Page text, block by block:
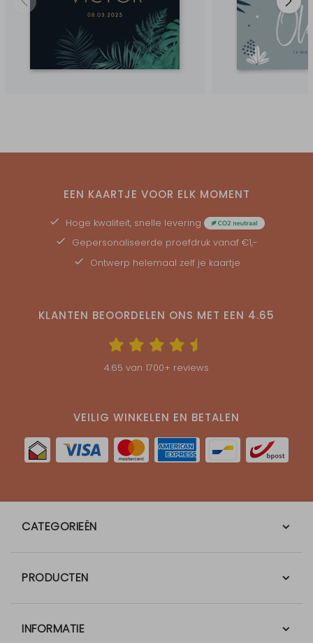
EEN KAARTJE VOOR ELK MOMENT
Hoge kwaliteit, snelle levering
Gepersonaliseerde proefdruk vanaf €1,-
Ontwerp helemaal zelf je kaartje
KLANTEN BEOORDELEN ONS MET EEN 4.65
4.65 van 1700+ reviews
VEILIG WINKELEN EN BETALEN
CATEGORIEËN
PRODUCTEN
INFORMATIE